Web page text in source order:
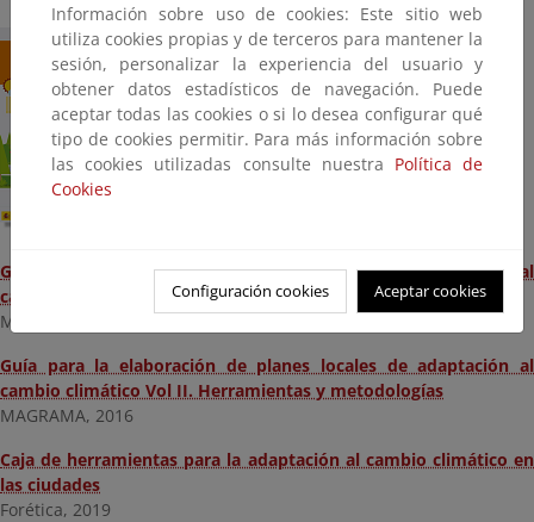
Guía para la elaboración de planes locales de adaptación al
cambio climático Vol I
MAGRAMA, 2015
Guía para la elaboración de planes locales de adaptación al
cambio climático Vol II. Herramientas y metodologías
MAGRAMA, 2016
Caja de herramientas para la adaptación al cambio climático en
las ciudades
Forética, 2019
Información sobre uso de cookies: Este sitio web
utiliza cookies propias y de terceros para mantener la
sesión, personalizar la experiencia del usuario y
obtener datos estadísticos de navegación. Puede
aceptar todas las cookies o si lo desea configurar qué
tipo de cookies permitir. Para más información sobre
las cookies utilizadas consulte nuestra Política de
Cookies
Configuración cookies Aceptar cookies